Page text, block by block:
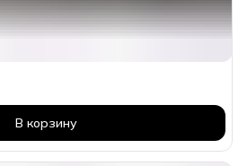
В корзину